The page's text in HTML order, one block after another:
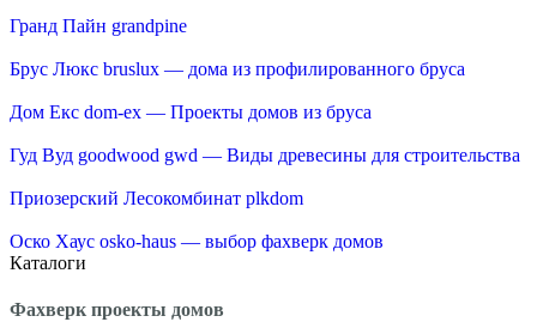
Гранд Пайн grandpine
Брус Люкс bruslux — дома из профилированного бруса
Дом Екс dom-ex — Проекты домов из бруса
Гуд Вуд goodwood gwd — Виды древесины для строительства
Приозерский Лесокомбинат plkdom
Оско Хаус osko-haus — выбор фахверк домов
Каталоги
Фахверк проекты домов